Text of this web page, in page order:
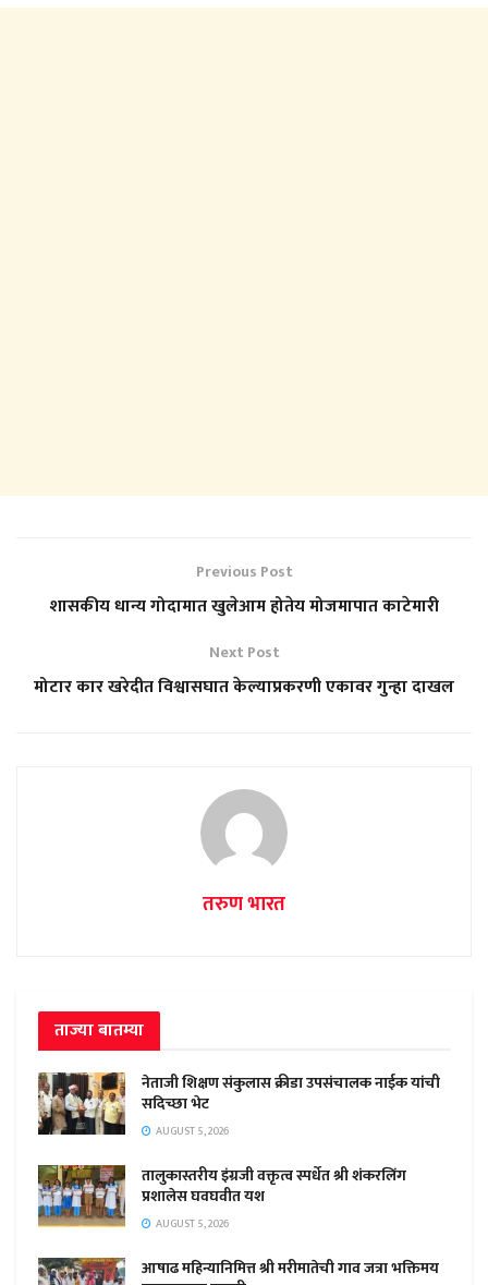
Previous Post
शासकीय धान्य गोदामात खुलेआम होतेय मोजमापात काटेमारी
Next Post
मोटार कार खरेदीत विश्वासघात केल्याप्रकरणी एकावर गुन्हा दाखल
तरुण भारत
ताज्या बातम्या
नेताजी शिक्षण संकुलास क्रीडा उपसंचालक नाईक यांची
सदिच्छा भेट
AUGUST 5, 2026
तालुकास्तरीय इंग्रजी वक्तृत्व स्पर्धेत श्री शंकरलिंग
प्रशालेस घवघवीत यश
AUGUST 5, 2026
आषाढ महिन्यानिमित्त श्री मरीमातेची गाव जत्रा भक्तिमय